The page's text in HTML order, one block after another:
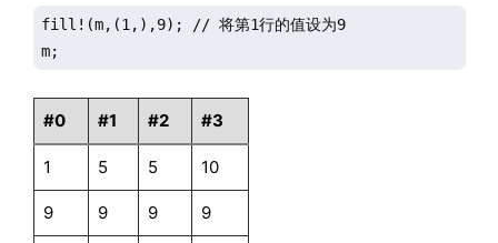
fill!(m,(1,),9); // 将第1行的值设为9
m;
#0 #1 #2 #3
1 5 5 10
9 9 9 9